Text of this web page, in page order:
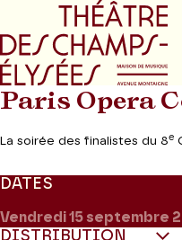
Aller au menu
Paris Opera
La soirée des finalistes du 8e
DATES
Vendredi 15 septembre
DISTRIBUTION